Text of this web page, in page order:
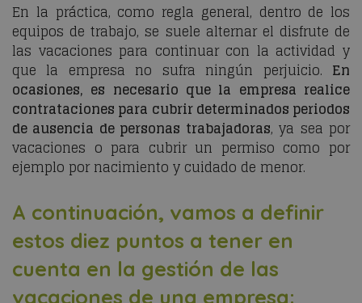
En la práctica, como regla general, dentro de los
equipos de trabajo, se suele alternar el disfrute de
las vacaciones para continuar con la actividad y
que la empresa no sufra ningún perjuicio. En
ocasiones, es necesario que la empresa realice
contrataciones para cubrir determinados periodos
de ausencia de personas trabajadoras, ya sea por
vacaciones o para cubrir un permiso como por
ejemplo por nacimiento y cuidado de menor.
A continuación, vamos a definir
estos diez puntos a tener en
cuenta en la gestión de las
vacaciones de una empresa: